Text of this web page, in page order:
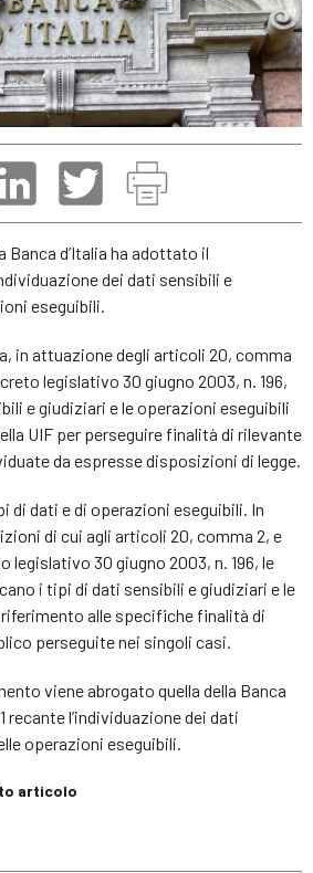
Banca d’Italia ha adottato il
dei dati sensibili e
eseguibili.
in attuazione degli articoli 20, comma
legislativo 30 giugno 2003, n. 196,
e giudiziari e le operazioni eseguibili
UIF per perseguire finalità di rilevante
da espresse disposizioni di legge.
di dati e di operazioni eseguibili. In
di cui agli articoli 20, comma 2, e
legislativo 30 giugno 2003, n. 196, le
i tipi di dati sensibili e giudiziari e le
alle specifiche finalità di
perseguite nei singoli casi.
viene abrogato quella della Banca
recante l’individuazione dei dati
operazioni eseguibili.
articolo